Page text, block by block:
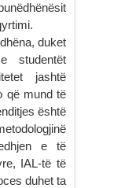
duket
studentët
jashtë
që mund të
është
e të
IAL-të të
duhet ta